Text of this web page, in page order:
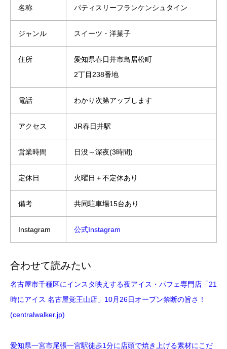
名称 パティスリーフランケンシュタイン
ジャンル スイーツ・洋菓子
住所
愛知県春日井市鳥居松町
2丁目238番地
電話 わかり次第アップします
アクセス JR春日井駅
営業時間 日没～深夜(3時間)
定休日 火曜日＋不定休あり
備考 共同駐車場15台あり
Instagram 公式Instagram
合わせて読みたい
名古屋市千種区にインスタ映えする夜アイス・パフェ専門店「21
時にアイス 名古屋覚王山店」10月26日オープン禁断の旨さ！
(centralwalker.jp)
愛知県一宮市尾張一宮駅徒歩1分に店頭で焼き上げる素材にこだ